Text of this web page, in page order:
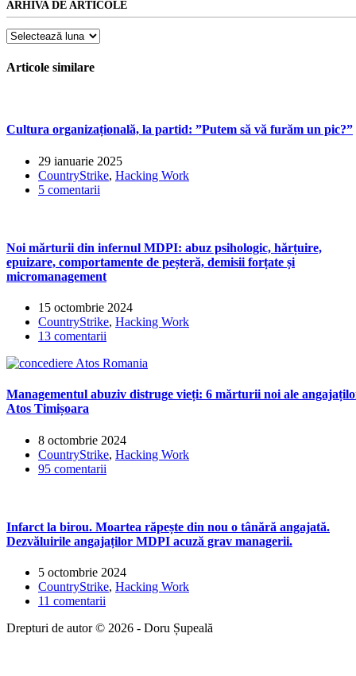
ARHIVA DE ARTICOLE
Arhiva
articole
Articole similare
Cultura organizațională, la partid: ”Putem să vă furăm un pic?”
29 ianuarie 2025
CountryStrike, Hacking Work
5 comentarii
Noi mărturii din infernul MDPI: abuz psihologic, hărțuire,
epuizare, comportamente de peșteră, demisii forțate și
micromanagement
15 octombrie 2024
CountryStrike, Hacking Work
13 comentarii
Managementul abuziv distruge vieți: 6 mărturii noi ale
Atos Timișoara
8 octombrie 2024
CountryStrike, Hacking Work
95 comentarii
Infarct la birou. Moartea răpește din nou o tânără angajată.
Dezvăluirile angajaților MDPI acuză grav managerii.
5 octombrie 2024
CountryStrike, Hacking Work
11 comentarii
Drepturi de autor © 2026 - Doru Șupeală